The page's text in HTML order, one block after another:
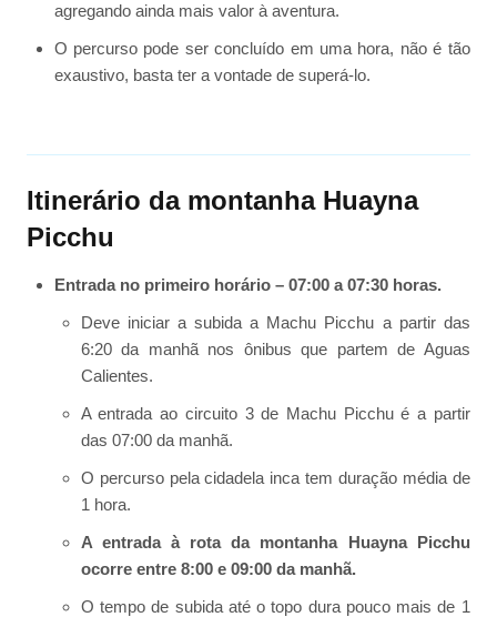
agregando ainda mais valor à aventura.
O percurso pode ser concluído em uma hora, não é tão
exaustivo, basta ter a vontade de superá-lo.
Itinerário da montanha Huayna
Picchu
Entrada no primeiro horário – 07:00 a 07:30 horas.
Deve iniciar a subida a Machu Picchu a partir das
6:20 da manhã nos ônibus que partem de Aguas
Calientes.
A entrada ao circuito 3 de Machu Picchu é a partir
das 07:00 da manhã.
O percurso pela cidadela inca tem duração média de
1 hora.
A entrada à rota da montanha Huayna Picchu
ocorre entre 8:00 e 09:00 da manhã.
O tempo de subida até o topo dura pouco mais de 1